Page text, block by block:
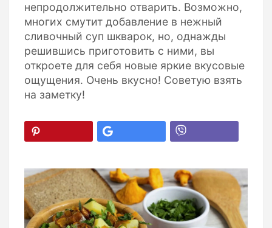
непродолжительно отварить. Возможно,
многих смутит добавление в нежный
сливочный суп шкварок, но, однажды
решившись приготовить с ними, вы
откроете для себя новые яркие вкусовые
ощущения. Очень вкусно! Советую взять
на заметку!